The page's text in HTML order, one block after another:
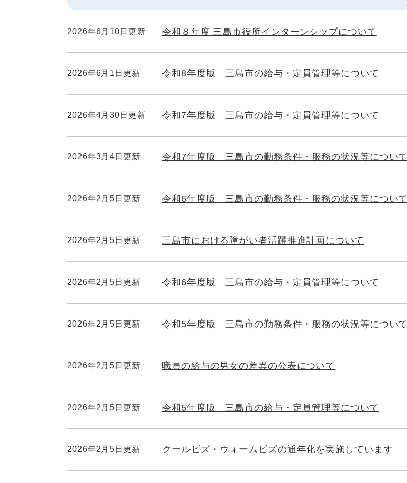
2026年6月10日更新 令和８年度 三島市役所インターンシップについて
2026年6月1日更新 令和8年度版 三島市の給与・定員管理等について
2026年4月30日更新 令和7年度版 三島市の給与・定員管理等について
2026年3月4日更新 令和7年度版 三島市の勤務条件・服務の状況等について
2026年2月5日更新 令和6年度版 三島市の勤務条件・服務の状況等について
2026年2月5日更新 三島市における障がい者活躍推進計画について
2026年2月5日更新 令和6年度版 三島市の給与・定員管理等について
2026年2月5日更新 令和5年度版 三島市の勤務条件・服務の状況等について
2026年2月5日更新 職員の給与の男女の差異の公表について
2026年2月5日更新 令和5年度版 三島市の給与・定員管理等について
2026年2月5日更新 クールビズ・ウォームビズの通年化を実施しています